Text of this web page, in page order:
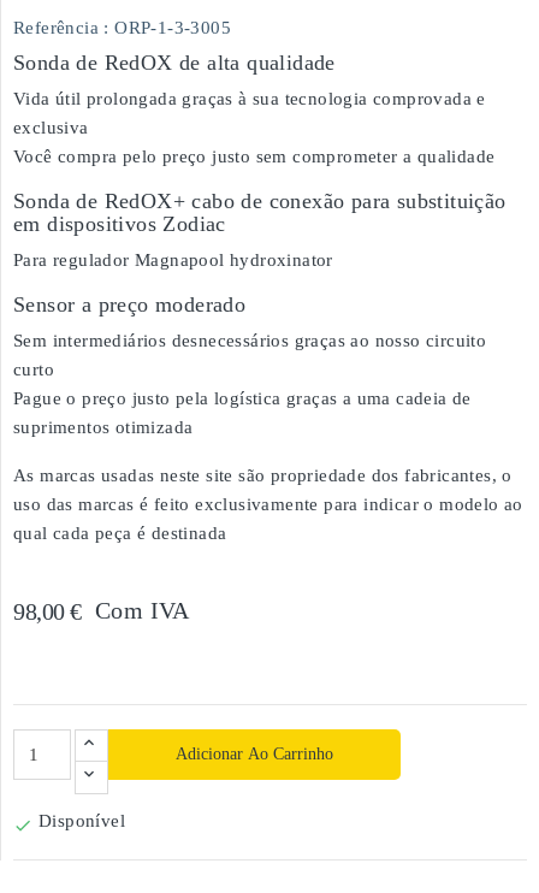
Referência : ORP-1-3-3005
Sonda de RedOX de alta qualidade
Vida útil prolongada graças à sua tecnologia comprovada e
exclusiva
Você compra pelo preço justo sem comprometer a qualidade
Sonda de RedOX+ cabo de conexão para substituição
em dispositivos Zodiac
Para regulador Magnapool hydroxinator
Sensor a preço moderado
Sem intermediários desnecessários graças ao nosso circuito
curto
Pague o preço justo pela logística graças a uma cadeia de
suprimentos otimizada
As marcas usadas neste site são propriedade dos fabricantes, o
uso das marcas é feito exclusivamente para indicar o modelo ao
qual cada peça é destinada
98,00 € Com IVA
Adicionar Ao Carrinho
 Disponível